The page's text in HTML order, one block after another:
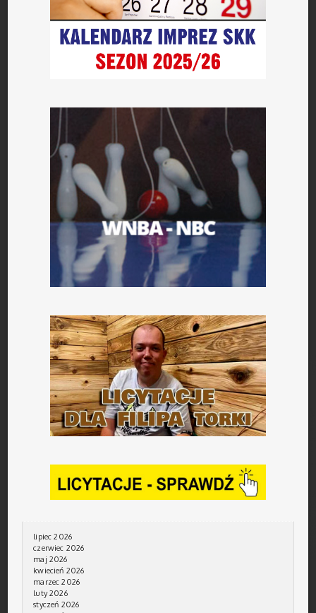
lipiec 2026
czerwiec 2026
maj 2026
kwiecień 2026
marzec 2026
luty 2026
styczeń 2026